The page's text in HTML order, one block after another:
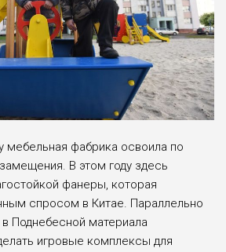
мебельная фабрика освоила по
В этом году здесь
фанеры, которая
спросом в Китае. Параллельно
Поднебесной материала
игровые комплексы для